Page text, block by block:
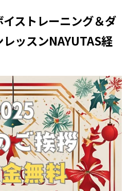
イストレーニング＆ダ
ッスンNAYUTAS経